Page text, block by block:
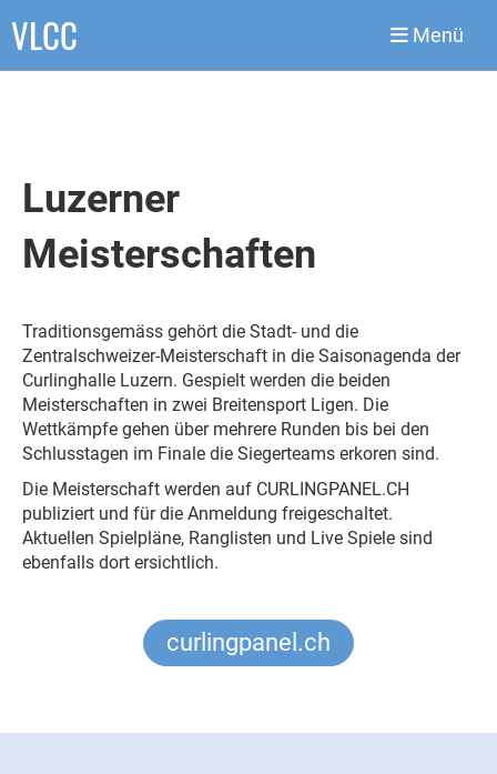
VLCC Menü
Luzerner
Meisterschaften
Traditionsgemäss gehört die Stadt- und die
Zentralschweizer-Meisterschaft in die Saisonagenda der
Curlinghalle Luzern. Gespielt werden die beiden
Meisterschaften in zwei Breitensport Ligen. Die
Wettkämpfe gehen über mehrere Runden bis bei den
Schlusstagen im Finale die Siegerteams erkoren sind.
Die Meisterschaft werden auf CURLINGPANEL.CH
publiziert und für die Anmeldung freigeschaltet.
Aktuellen Spielpläne, Ranglisten und Live Spiele sind
ebenfalls dort ersichtlich.
curlingpanel.ch